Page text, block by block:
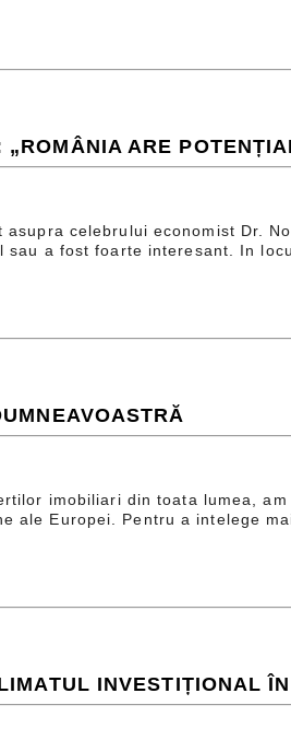
ARE
celebrului economist Dr.
a fost foarte interesant. In
imobiliari din toata lumea, am
ale Europei. Pentru a intelege
INVESTIȚIONAL